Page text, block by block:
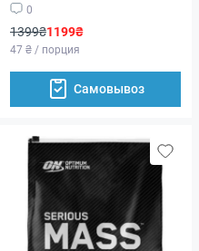
0
1399₴1199₴
47 ₴ / порция
Самовывоз